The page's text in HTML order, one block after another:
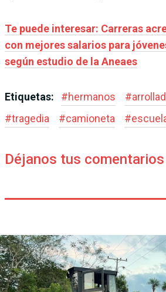
Te puede interesar: Carreras
con mejores salarios para
según estudio de la Aneaes
Etiquetas: #hermanos #
#tragedia #camioneta #
Déjanos tus